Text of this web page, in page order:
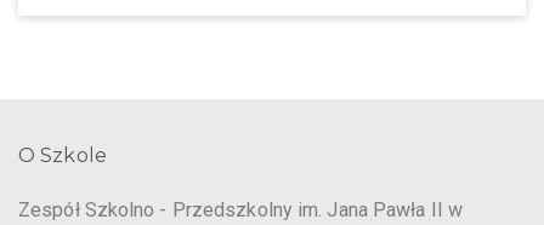
O Szkole
Zespół Szkolno - Przedszkolny im. Jana Pawła II w